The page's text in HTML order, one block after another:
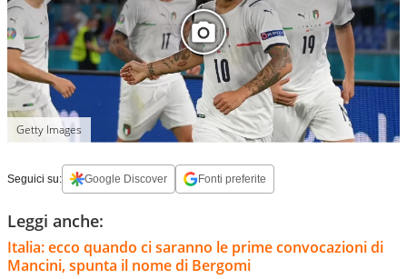
Getty Images
Seguici su: Google Discover Fonti preferite
Leggi anche:
Italia: ecco quando ci saranno le prime convocazioni di
Mancini, spunta il nome di Bergomi